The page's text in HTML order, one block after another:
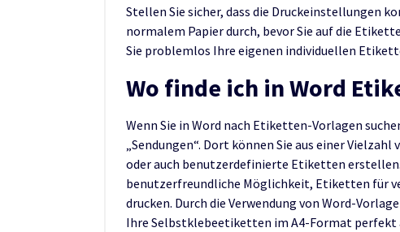
Stellen Sie sicher, dass die Druckeinstellungen
normalem Papier durch, bevor Sie auf die
Sie problemlos Ihre eigenen individuellen
Wo finde ich in Word
Wenn Sie in Word nach Etiketten-Vorlagen
„Sendungen“. Dort können Sie aus einer
oder auch benutzerdefinierte Etiketten
benutzerfreundliche Möglichkeit, Etiketten für
drucken. Durch die Verwendung von Word-
Ihre Selbstklebeetiketten im A4-Format perfekt